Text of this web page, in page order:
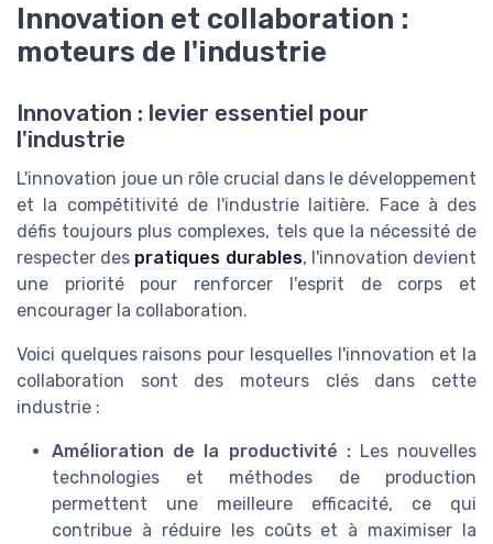
Innovation et collaboration :
moteurs de l'industrie
Innovation : levier essentiel pour
l'industrie
L'innovation joue un rôle crucial dans le développement
et la compétitivité de l'industrie laitière. Face à des
défis toujours plus complexes, tels que la nécessité de
respecter des pratiques durables, l'innovation devient
une priorité pour renforcer l'esprit de corps et
encourager la collaboration.
Voici quelques raisons pour lesquelles l'innovation et la
collaboration sont des moteurs clés dans cette
industrie :
Amélioration de la productivité :Les nouvelles
technologies et méthodes de production
permettent une meilleure efficacité, ce qui
contribue à réduire les coûts et à maximiser la